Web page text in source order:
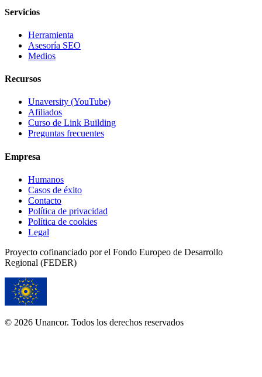
Servicios
Herramienta
Asesoría SEO
Medios
Recursos
Unaversity (YouTube)
Afiliados
Curso de Link Building
Preguntas frecuentes
Empresa
Humanos
Casos de éxito
Contacto
Política de privacidad
Política de cookies
Legal
Proyecto cofinanciado por el Fondo Europeo de Desarrollo
Regional (FEDER)
© 2026 Unancor. Todos los derechos reservados